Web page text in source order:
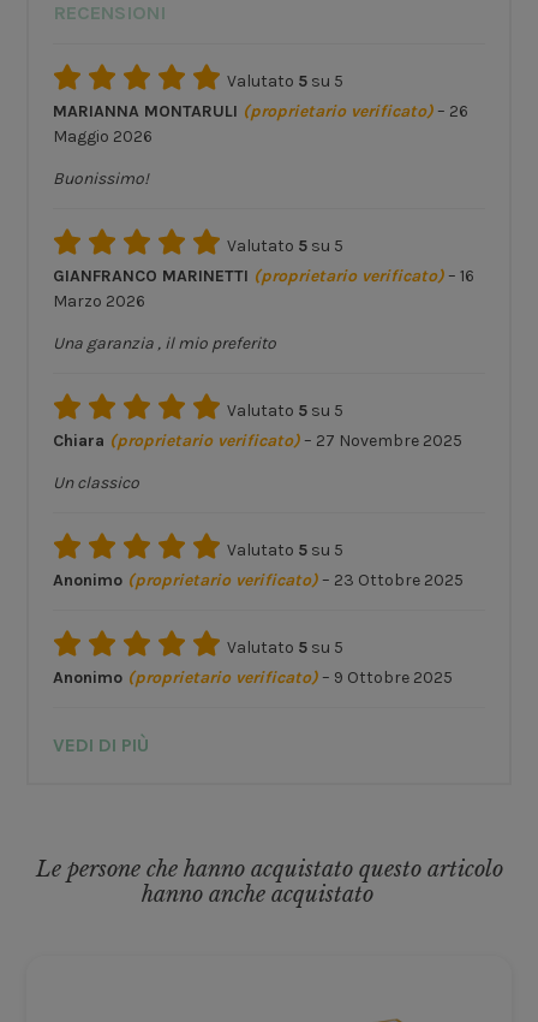
RECENSIONI
Valutato 5 su 5
MARIANNA MONTARULI (proprietario verificato) – 26
Maggio 2026
Buonissimo!
Valutato 5 su 5
GIANFRANCO MARINETTI (proprietario verificato) – 16
Marzo 2026
Una garanzia , il mio preferito
Valutato 5 su 5
Chiara (proprietario verificato) – 27 Novembre 2025
Un classico
Valutato 5 su 5
Anonimo (proprietario verificato) – 23 Ottobre 2025
Valutato 5 su 5
Anonimo (proprietario verificato) – 9 Ottobre 2025
VEDI DI PIÙ
Le persone che hanno acquistato questo articolo
hanno anche acquistato